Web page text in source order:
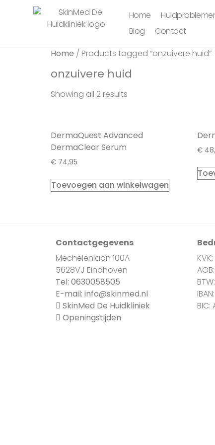
Home
Blog
Contact
Home / Products tagged “onzuivere huid”
onzuivere huid
Showing all 2 results
DermaQuest Advanced
DermaClear Serum
€ 74,95
Toevoegen aan winkelwagen
€
Contactgegevens
Mechelenlaan 100A
5628VJ Eindhoven
Tel: 0630058505
E-mail: info@skinmed.nl
SkinMed De Huidkliniek
Openingstijden
BIC: